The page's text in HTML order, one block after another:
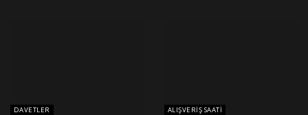
DAVETLER ALIŞVERIŞ SAATI